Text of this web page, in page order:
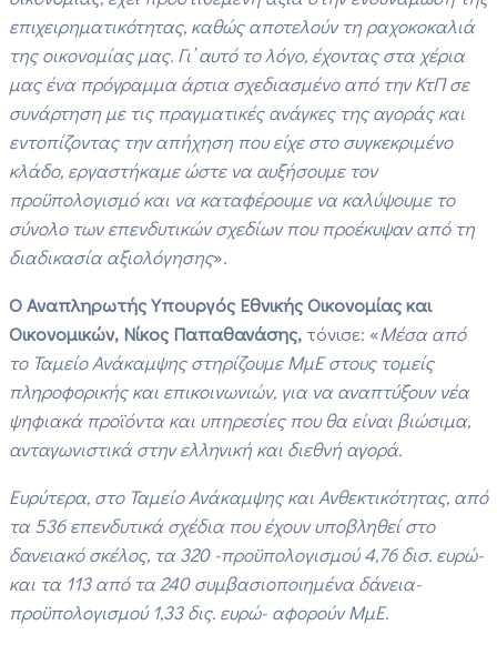
επιχειρηματικότητας, καθώς αποτελούν τη ραχοκοκαλιά
της οικονομίας μας. Γι’ αυτό το λόγο, έχοντας στα χέρια
μας ένα πρόγραμμα άρτια σχεδιασμένο από την ΚτΠ σε
συνάρτηση με τις πραγματικές ανάγκες της αγοράς και
εντοπίζοντας την απήχηση που είχε στο συγκεκριμένο
κλάδο, εργαστήκαμε ώστε να αυξήσουμε τον
προϋπολογισμό και να καταφέρουμε να καλύψουμε το
σύνολο των επενδυτικών σχεδίων που προέκυψαν από τη
διαδικασία αξιολόγησης».
Ο Αναπληρωτής Υπουργός Εθνικής Οικονομίας και
Οικονομικών, Νίκος Παπαθανάσης, τόνισε: «Μέσα από
το Ταμείο Ανάκαμψης στηρίζουμε ΜμΕ στους τομείς
πληροφορικής και επικοινωνιών, για να αναπτύξουν νέα
ψηφιακά προϊόντα και υπηρεσίες που θα είναι βιώσιμα,
ανταγωνιστικά στην ελληνική και διεθνή αγορά.
Ευρύτερα, στο Ταμείο Ανάκαμψης και Ανθεκτικότητας, από
τα 536 επενδυτικά σχέδια που έχουν υποβληθεί στο
δανειακό σκέλος, τα 320 -προϋπολογισμού 4,76 δισ. ευρώ-
και τα 113 από τα 240 συμβασιοποιημένα δάνεια-
προϋπολογισμού 1,33 δις. ευρώ- αφορούν ΜμΕ.